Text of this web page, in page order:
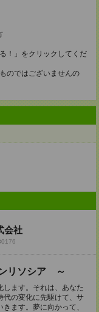
！」をクリックしてくだ
のではございませんの
会社
リソシア ～
します。それは、あなた
代の変化に先駆けて、サ
ます。夢に向かって、